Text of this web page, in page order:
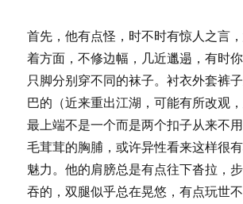
首先，他有点怪，时不时有惊人之言
着方面，不修边幅，几近邋遢，有时
只脚分别穿不同的袜子。衬衣外套裤
巴的（近来重出江湖，可能有所改观，
最上端不是一个而是两个扣子从来不
毛茸茸的胸脯，或许异性看来这样很
魅力。他的肩膀总是有点往下沓拉，
吞的，双腿似乎总在晃悠，有点玩世